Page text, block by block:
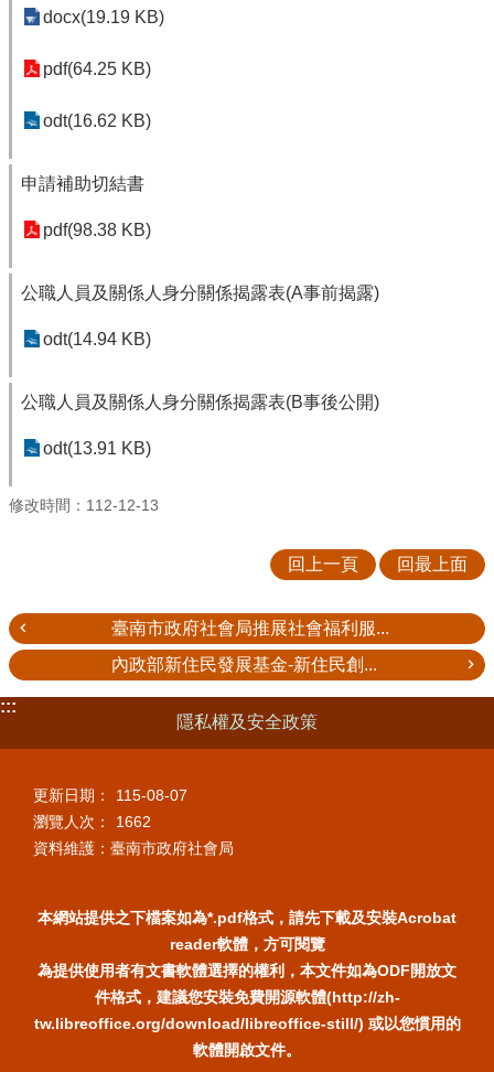
docx(19.19 KB)
pdf(64.25 KB)
odt(16.62 KB)
申請補助切結書
pdf(98.38 KB)
公職人員及關係人身分關係揭露表(A事前揭露)
odt(14.94 KB)
公職人員及關係人身分關係揭露表(B事後公開)
odt(13.91 KB)
修改時間：112-12-13
回上一頁 回最上面
臺南市政府社會局推展社會福利服...
內政部新住民發展基金-新住民創...
:::
隱私權及安全政策
更新日期：
115-08-07
瀏覽人次：
1662
資料維護：臺南市政府社會局
本網站提供之下檔案如為*.pdf格式，請先下載及安裝Acrobat
reader軟體，方可閱覽
為提供使用者有文書軟體選擇的權利，本文件如為ODF開放文
件格式，建議您安裝免費開源軟體(http://zh-
tw.libreoffice.org/download/libreoffice-still/) 或以您慣用的
軟體開啟文件。